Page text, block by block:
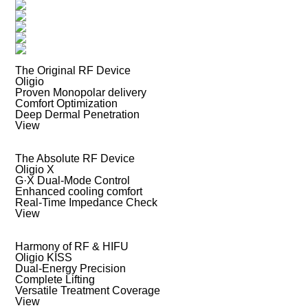
The Original RF Device
Oligio
Proven Monopolar delivery
Comfort Optimization
Deep Dermal Penetration
View
The Absolute RF Device
Oligio X
G·X Dual-Mode Control
Enhanced cooling comfort
Real-Time Impedance Check
View
Harmony of RF & HIFU
Oligio KISS
Dual-Energy Precision
Complete Lifting
Versatile Treatment Coverage
View